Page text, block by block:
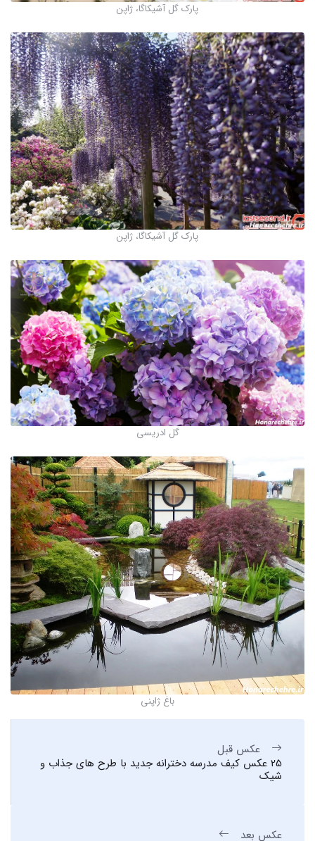
پارک گل آشیکاگا، ژاپن
پارک گل آشیکاگا، ژاپن
گل ادریسی
باغ ژاپنی
عکس قبل
25 عکس کیف مدرسه دخترانه جدید با طرح های جذاب و
شیک
عکس بعد